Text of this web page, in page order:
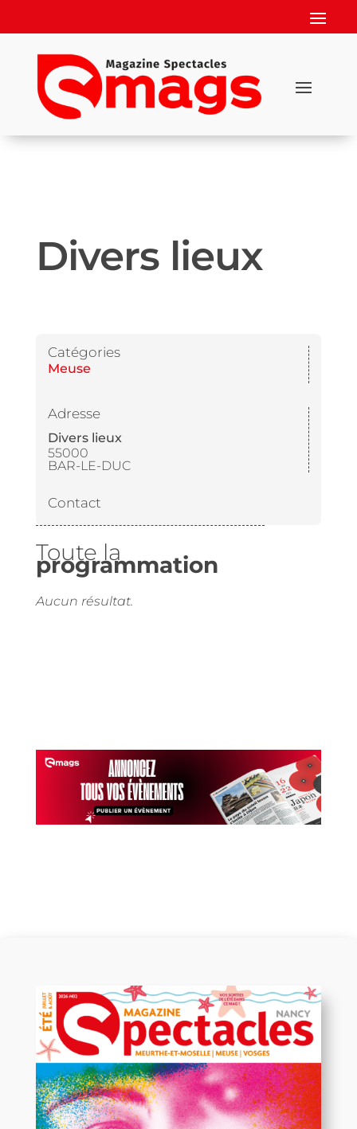
Divers lieux
Catégories
Meuse
Adresse
Divers lieux
55000
BAR-LE-DUC
Contact
Toute la
programmation
Aucun résultat.